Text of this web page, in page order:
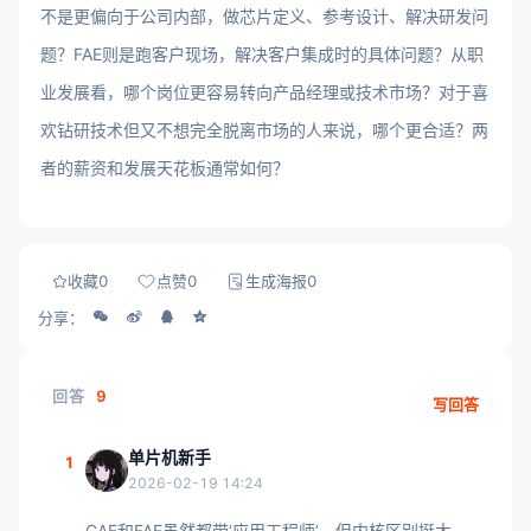
不是更偏向于公司内部，做芯片定义、参考设计、解决研发问
题？FAE则是跑客户现场，解决客户集成时的具体问题？从职
业发展看，哪个岗位更容易转向产品经理或技术市场？对于喜
欢钻研技术但又不想完全脱离市场的人来说，哪个更合适？两
者的薪资和发展天花板通常如何？
收藏0 点赞0 生成海报0
分享：
回答 9 写回答
1 单片机新手
2026-02-19 14:24